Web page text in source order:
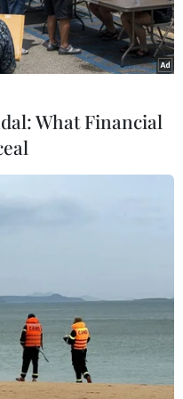
TTXVN)
Thọ 1, Xuân Thọ 2
là dự án dự kiến
mừng kỷ niệm
What Financial